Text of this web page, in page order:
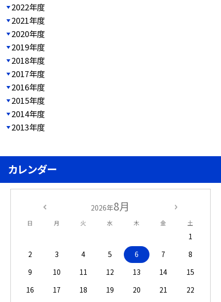
2022年度
2021年度
2020年度
2019年度
2018年度
2017年度
2016年度
2015年度
2014年度
2013年度
カレンダー
2026年8月
日 月 火 水 木 金 土
1
2
3 4 5 6 7
8
9
10 11 12 13 14
15
16
17 18 19 20 21
22